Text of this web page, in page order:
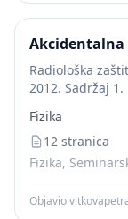
Akcidentalna
Radiološka
2012. Sadržaj
Nuklearni
Zaštita od...
Fizika
12 stranica
Fizika,
Objavio